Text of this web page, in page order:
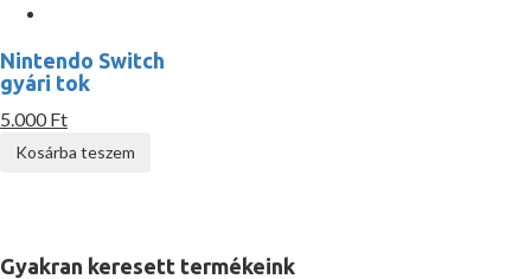
Nintendo Switch
gyári tok
5.000 Ft
Kosárba teszem
Gyakran keresett termékeink